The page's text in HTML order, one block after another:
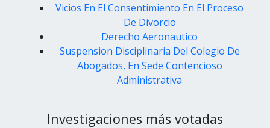
Vicios En El Consentimiento En El Proceso
De Divorcio
Derecho Aeronautico
Suspension Disciplinaria Del Colegio De
Abogados, En Sede Contencioso
Administrativa
Investigaciones más votadas